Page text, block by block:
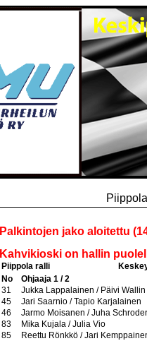
Palkintojen jako aloitettu
Kahvikioski on hallin
Piippola ralli
No
Ohjaaja 1 / 2
31
Jukka Lappalainen / Päivi Wallin
45
Jari Saarnio / Tapio Karjalainen
46
Jarmo Moisanen / Juha
83
Mika Kujala / Julia Vio
85
Reettu Rönkkö / Jari